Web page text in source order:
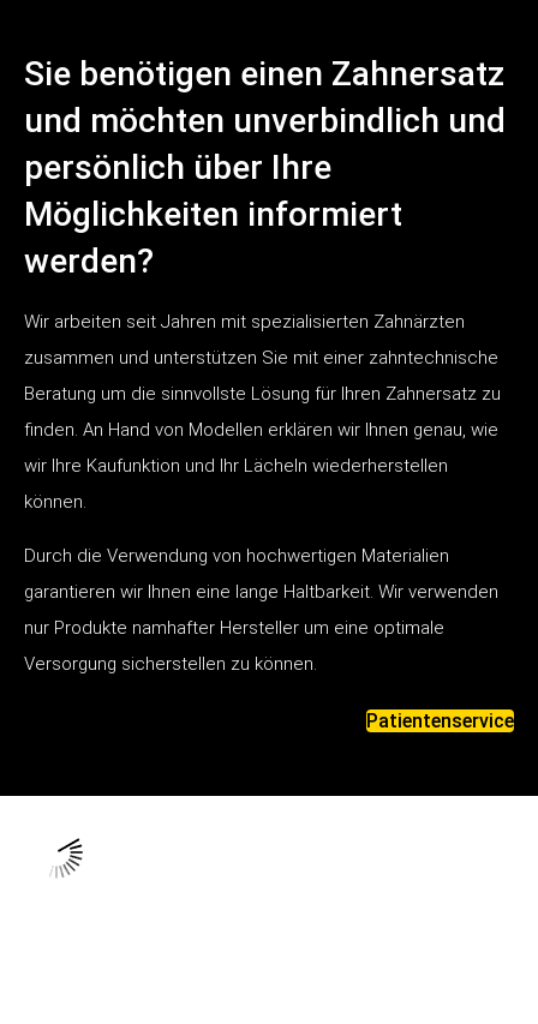
Sie benötigen einen Zahnersatz
und möchten unverbindlich und
persönlich über Ihre
Möglichkeiten informiert
werden?
Wir arbeiten seit Jahren mit spezialisierten Zahnärzten
zusammen und unterstützen Sie mit einer zahntechnische
Beratung um die sinnvollste Lösung für Ihren Zahnersatz zu
finden. An Hand von Modellen erklären wir Ihnen genau, wie
wir Ihre Kaufunktion und Ihr Lächeln wiederherstellen
können.
Durch die Verwendung von hochwertigen Materialien
garantieren wir Ihnen eine lange Haltbarkeit. Wir verwenden
nur Produkte namhafter Hersteller um eine optimale
Versorgung sicherstellen zu können.
Patientenservice